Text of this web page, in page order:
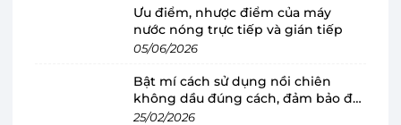
những hộ gia đình từ 3 - 5 thành viên hoặc
những gia đình có ít thành viên hơn nhưng nhu
Ưu điểm, nhược điểm của máy
nước nóng trực tiếp và gián tiếp
05/06/2026
Bật mí cách sử dụng nồi chiên
không dầu đúng cách, đảm bảo độ
bền
25/02/2026